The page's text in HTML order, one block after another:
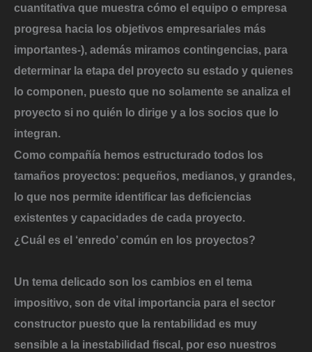
cuantitativa que muestra cómo el equipo o empresa
progresa hacia los objetivos empresariales más
importantes-), además miramos contingencias, para
determinar la etapa del proyecto su estado y quienes
lo componen, puesto que no solamente se analiza el
proyecto si no quién lo dirige y a los socios que lo
integran.
Como compañía hemos estructurado todos los
tamaños proyectos: pequeños, medianos, y grandes,
lo que nos permite identificar las deficiencias
existentes y capacidades de cada proyecto.
¿Cuál es el ‘enredo’ común en los proyectos?
Un tema delicado son los cambios en el tema
impositivo, son de vital importancia para el sector
constructor puesto que la rentabilidad es muy
sensible a la inestabilidad fiscal, por eso nuestros